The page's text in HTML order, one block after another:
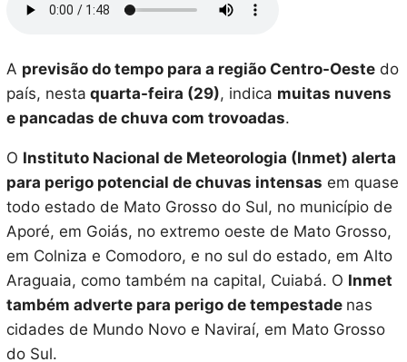
A previsão do tempo para a região Centro-Oestedo
país, nesta quarta-feira (29), indica muitas nuvens
e pancadas de chuva com trovoadas.
O Instituto Nacional de Meteorologia (Inmet) alerta
para perigo potencial de chuvas intensas em quase
todo estado de Mato Grosso do Sul, no município de
Aporé, em Goiás, no extremo oeste de Mato Grosso,
em Colniza e Comodoro, e no sul do estado, em Alto
Araguaia, como também na capital, Cuiabá. O Inmet
também adverte para perigo de tempestade nas
cidades de Mundo Novo e Naviraí, em Mato Grosso
do Sul.